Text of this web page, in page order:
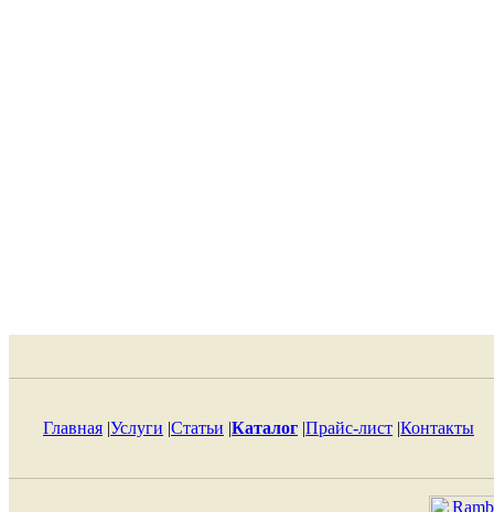
Главная |Услуги |Статьи |Каталог |Прайс-лист |Контакты